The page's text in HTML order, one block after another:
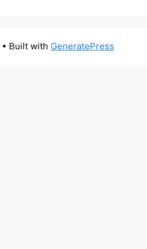
• Built with GeneratePress